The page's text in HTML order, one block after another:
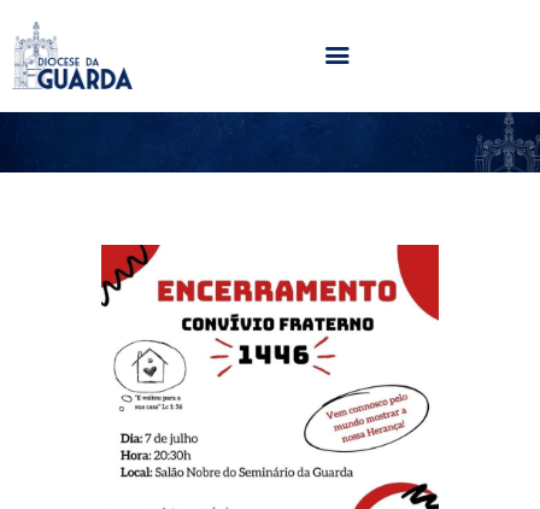
HOME
PARÓQUIAS
NOTÍCIAS
AGENDA
MULTIMÉDIA
SENTIR COM A IGREJA
CONTACTOS